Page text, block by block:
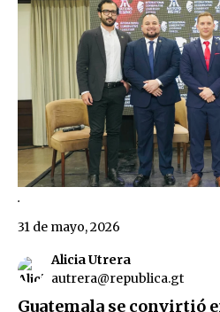
.
Alicia Utrera
autrera@republica.gt
31 de mayo, 2026
Guatemala se convirtió